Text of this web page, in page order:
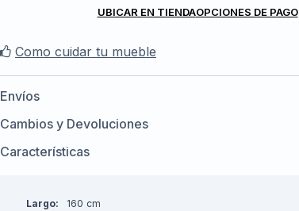
UBICAR EN TIENDAOPCIONES DE PAGO
Como cuidar tu mueble
Envíos
Cambios y Devoluciones
Características
Largo 160